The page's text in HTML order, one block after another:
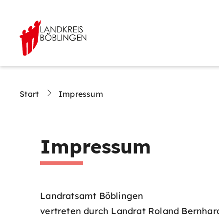
Start Impressum
Impressum
Landratsamt Böblingen
vertreten durch Landrat Roland